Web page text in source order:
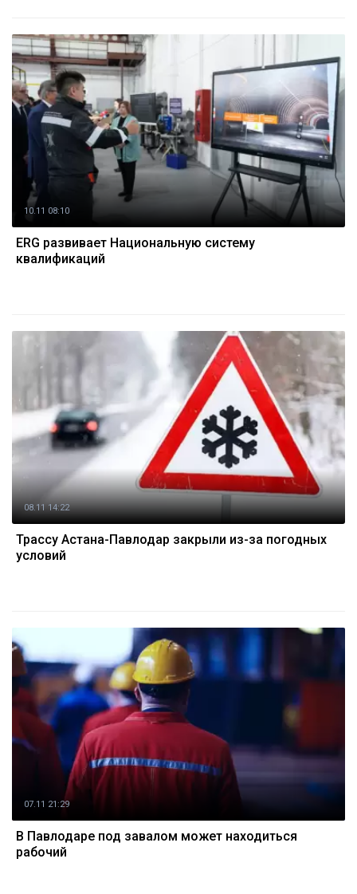
10.11 08:10
ERG развивает Национальную систему
квалификаций
08.11 14:22
Трассу Астана-Павлодар закрыли из-за погодных
условий
07.11 21:29
В Павлодаре под завалом может находиться
рабочий